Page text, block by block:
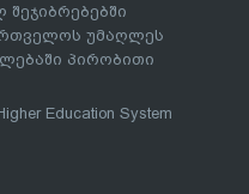
უმაღლეს
პირობითი
Education System